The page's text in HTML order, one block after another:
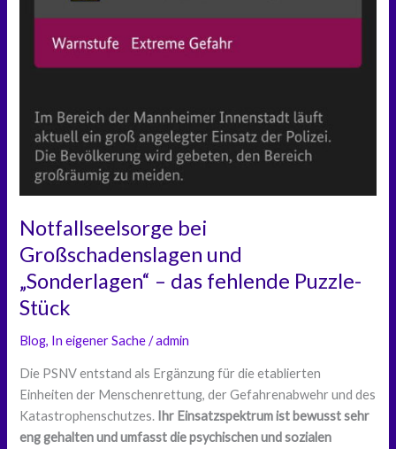
Notfallseelsorge bei
Großschadenslagen und
„Sonderlagen“ – das fehlende Puzzle-
Stück
Blog, In eigener Sache/admin
Die PSNV entstand als Ergänzung für die etablierten
Einheiten der Menschenrettung, der Gefahrenabwehr und des
Katastrophenschutzes. Ihr Einsatzspektrum ist bewusst sehr
eng gehalten und umfasst die psychischen und sozialen